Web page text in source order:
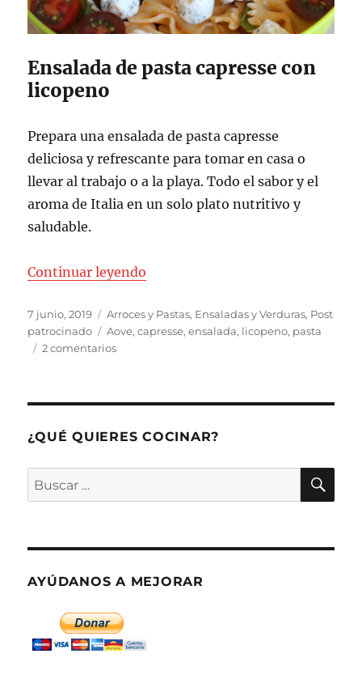
Ensalada de pasta capresse con
licopeno
Prepara una ensalada de pasta capresse
deliciosa y refrescante para tomar en casa o
llevar al trabajo o a la playa. Todo el sabor y el
aroma de Italia en un solo plato nutritivo y
saludable.
Continuar leyendo
Publicado
el
7 junio, 2019 Categorías
Arroces y Pastas, Ensaladas y Verduras, Post
patrocinado
Etiquetas
Aove,capresse,ensalada, licopeno, pasta
2 comentariosen
con
¿QUÉ QUIERES COCINAR?
Buscar
por:
AYÚDANOS A MEJORAR